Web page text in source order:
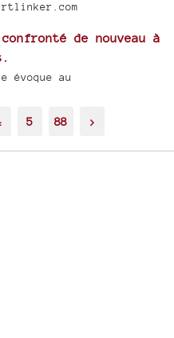
de nouveau à
évoque au
5 88 >